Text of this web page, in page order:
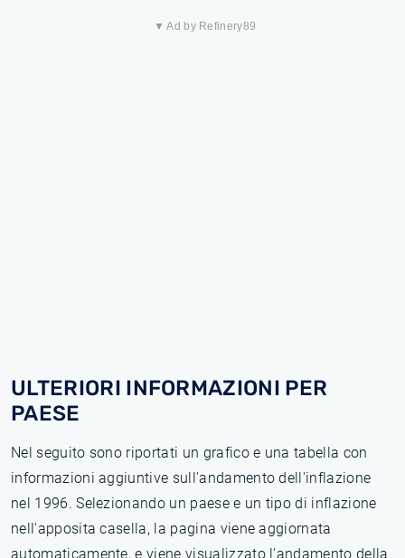
▼ Ad by Refinery89
ULTERIORI INFORMAZIONI PER
PAESE
Nel seguito sono riportati un grafico e una tabella con
informazioni aggiuntive sull'andamento dell'inflazione
nel 1996. Selezionando un paese e un tipo di inflazione
nell'apposita casella, la pagina viene aggiornata
automaticamente, e viene visualizzato l'andamento della